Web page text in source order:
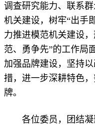
调查研究能力、联系
机关建设，树牢“出手
力推进模范机关建设
范、勇争先”的工作局
加强品牌建设，坚持
措，进一步深耕特色
牌。
各位委员，团结凝